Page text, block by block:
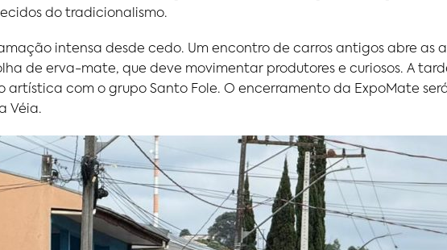
do tradicionalismo.
intensa desde cedo. Um encontro de carros antigos abre as
de erva-mate, que deve movimentar produtores e curiosos. A
com o grupo Santo Fole. O encerramento da ExpoMate
Véia.